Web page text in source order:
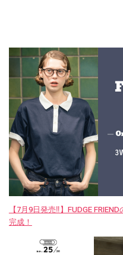
【7月9日発売‼︎】FUDGE
完成！